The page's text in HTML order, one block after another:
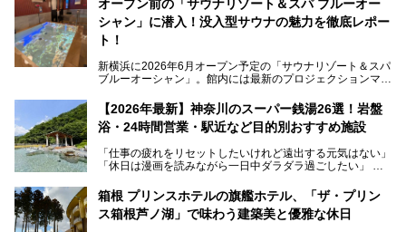
ペースの過ごしやすさまで徹底チェック。新横浜エリアで日
常の疲れをリセットしたい人、ライブやスポーツ観戦遠征組
は必見です。
オープン前の「サウナリゾート＆スパ ブルーオー
シャン」に潜入！没入型サウナの魅力を徹底レポー
ト！
新横浜に2026年6月オープン予定の「サウナリゾート＆スパ
ブルーオーシャン」。館内には最新のプロジェクションマッ
的な“没入感（イマーシブ）”を体験できます。
今回は、そんな大注目の施設に一足先にお邪魔し、その全貌
を見学させていただきました！
サウナ室の中に咲き誇る桜、魚たちが泳ぐ水風呂、そしてバ
リのビーチを思わせる休憩スペース…。驚きの連続だった館
内の様子をレポートします！
【2026年最新】神奈川のスーパー銭湯26選！岩盤
浴・24時間営業・駅近など目的別おすすめ施設
「仕事の疲れをリセットしたいけれど遠出する元気はない」
「休日は漫画を読みながら一日中ダラダラ過ごしたい」
たい」
そんな「癒やされたい」という願いを叶えてくれるのが、神
箱根 プリンスホテルの旗艦ホテル、「ザ・プリン
ス箱根芦ノ湖」で味わう建築美と優雅な休日